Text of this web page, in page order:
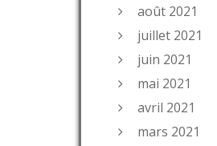
août 2021
juillet 2021
juin 2021
mai 2021
avril 2021
mars 2021